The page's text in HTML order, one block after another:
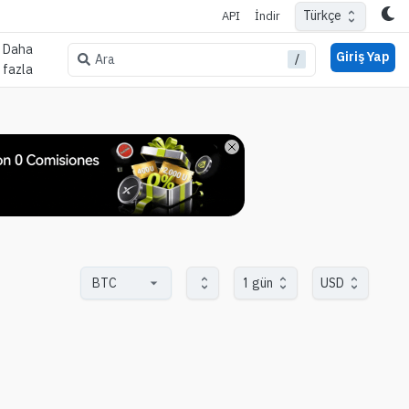
API İndir Türkçe
Daha
fazla
Ara / Giriş Yap
1 gün USD